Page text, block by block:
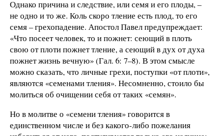
Однако причина и следствие, или семя и его плоды, –
не одно и то же. Коль скоро тление есть плод, то его
семя – грехопадение. Апостол Павел предупреждает:
«Что посеет человек, то и пожнет: сеющий в плоть
свою от плоти пожнет тление, а сеющий в дух от духа
пожнет жизнь вечную» (Гал. 6: 7–8). В этом смысле
можно сказать, что личные грехи, поступки «от плоти»,
являются «семенами тления». Несомненно, стоило бы
молиться об очищении себя от таких «семян».
Но в молитве о «семени тления» говорится в
единственном числе и без какого-либо пожелания